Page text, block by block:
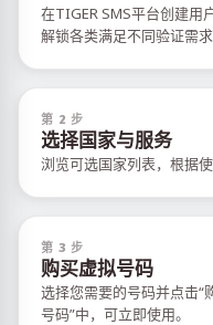
在TIGER SMS平台创建用
解锁各类满足不同验证需求
第 2 步
选择国家与服务
浏览可选国家列表，根据
第 3 步
购买虚拟号码
选择您需要的号码并点击“
号码”中，可立即使用。